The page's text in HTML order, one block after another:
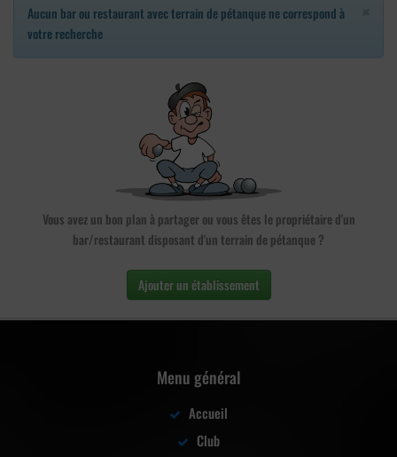
Aucun bar ou restaurant avec terrain de pétanque ne correspond à
votre recherche
Vous avez un bon plan à partager ou vous êtes le propriétaire d'un
bar/restaurant disposant d'un terrain de pétanque ?
Ajouter un établissement
Menu général
Accueil
Club